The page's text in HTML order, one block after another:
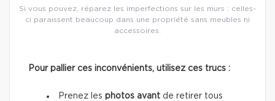
Si vous pouvez, réparez les imperfections sur les murs : celles-
ci paraissent beaucoup dans une propriété sans meubles ni
accessoires.
Pour pallier ces inconvénients, utilisez ces trucs :
Prenez les photos avant de retirer tous